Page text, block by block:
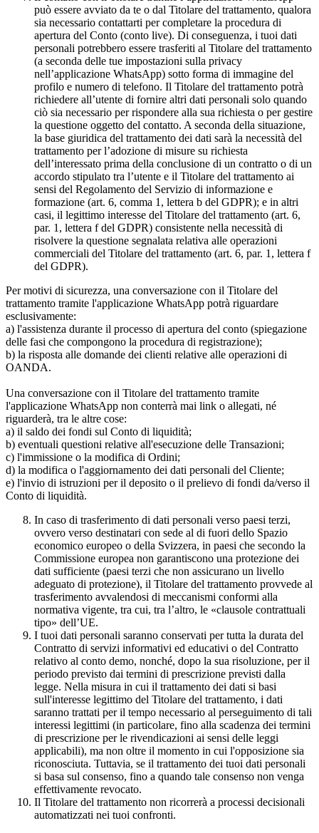
può essere avviato da te o dal Titolare del trattamento, qualora
sia necessario contattarti per completare la procedura di
apertura del Conto (conto live). Di conseguenza, i tuoi dati
personali potrebbero essere trasferiti al Titolare del trattamento
(a seconda delle tue impostazioni sulla privacy
nell’applicazione WhatsApp) sotto forma di immagine del
profilo e numero di telefono. Il Titolare del trattamento potrà
richiedere all’utente di fornire altri dati personali solo quando
ciò sia necessario per rispondere alla sua richiesta o per gestire
la questione oggetto del contatto. A seconda della situazione,
la base giuridica del trattamento dei dati sarà la necessità del
trattamento per l’adozione di misure su richiesta
dell’interessato prima della conclusione di un contratto o di un
accordo stipulato tra l’utente e il Titolare del trattamento ai
sensi del Regolamento del Servizio di informazione e
formazione (art. 6, comma 1, lettera b del GDPR); e in altri
casi, il legittimo interesse del Titolare del trattamento (art. 6,
par. 1, lettera f del GDPR) consistente nella necessità di
risolvere la questione segnalata relativa alle operazioni
commerciali del Titolare del trattamento (art. 6, par. 1, lettera f
del GDPR).
Per motivi di sicurezza, una conversazione con il Titolare del
trattamento tramite l'applicazione WhatsApp potrà riguardare
esclusivamente:
a) l'assistenza durante il processo di apertura del conto (spiegazione
delle fasi che compongono la procedura di registrazione);
b) la risposta alle domande dei clienti relative alle operazioni di
OANDA.
Una conversazione con il Titolare del trattamento tramite
l'applicazione WhatsApp non conterrà mai link o allegati, né
riguarderà, tra le altre cose:
a) il saldo dei fondi sul Conto di liquidità;
b) eventuali questioni relative all'esecuzione delle Transazioni;
c) l'immissione o la modifica di Ordini;
d) la modifica o l'aggiornamento dei dati personali del Cliente;
e) l'invio di istruzioni per il deposito o il prelievo di fondi da/verso il
Conto di liquidità.
In caso di trasferimento di dati personali verso paesi terzi,
ovvero verso destinatari con sede al di fuori dello Spazio
economico europeo o della Svizzera, in paesi che secondo la
Commissione europea non garantiscono una protezione dei
dati sufficiente (paesi terzi che non assicurano un livello
adeguato di protezione), il Titolare del trattamento provvede al
trasferimento avvalendosi di meccanismi conformi alla
normativa vigente, tra cui, tra l’altro, le «clausole contrattuali
tipo» dell’UE.
I tuoi dati personali saranno conservati per tutta la durata del
Contratto di servizi informativi ed educativi o del Contratto
relativo al conto demo, nonché, dopo la sua risoluzione, per il
periodo previsto dai termini di prescrizione previsti dalla
legge. Nella misura in cui il trattamento dei dati si basi
sull'interesse legittimo del Titolare del trattamento, i dati
saranno trattati per il tempo necessario al perseguimento di tali
interessi legittimi (in particolare, fino alla scadenza dei termini
di prescrizione per le rivendicazioni ai sensi delle leggi
applicabili), ma non oltre il momento in cui l'opposizione sia
riconosciuta. Tuttavia, se il trattamento dei tuoi dati personali
si basa sul consenso, fino a quando tale consenso non venga
effettivamente revocato.
Il Titolare del trattamento non ricorrerà a processi decisionali
automatizzati nei tuoi confronti.